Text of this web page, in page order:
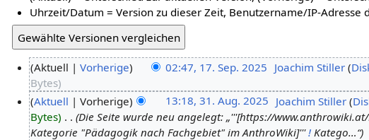
Uhrzeit/Datum = Version zu dieser Zeit, Benutzername/IP-Adresse
Aktuell Vorherige 02:47, 17. Sep. 2025 Joachim Stiller
Bytes
Aktuell
Vorherige 13:18, 31. Aug. 2025 Joachim Stiller
Bytes
Die Seite wurde neu angelegt: „'''[https://
Kategorie "Pädagogik nach Fachgebiet" im AnthroWiki]'''!Katego…“